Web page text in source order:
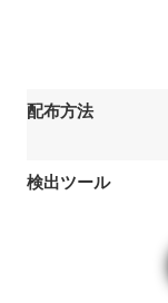
配布方法
検出ツール